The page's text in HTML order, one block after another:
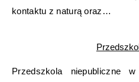
kontaktu z naturą oraz…
Przedszkola niepubliczne